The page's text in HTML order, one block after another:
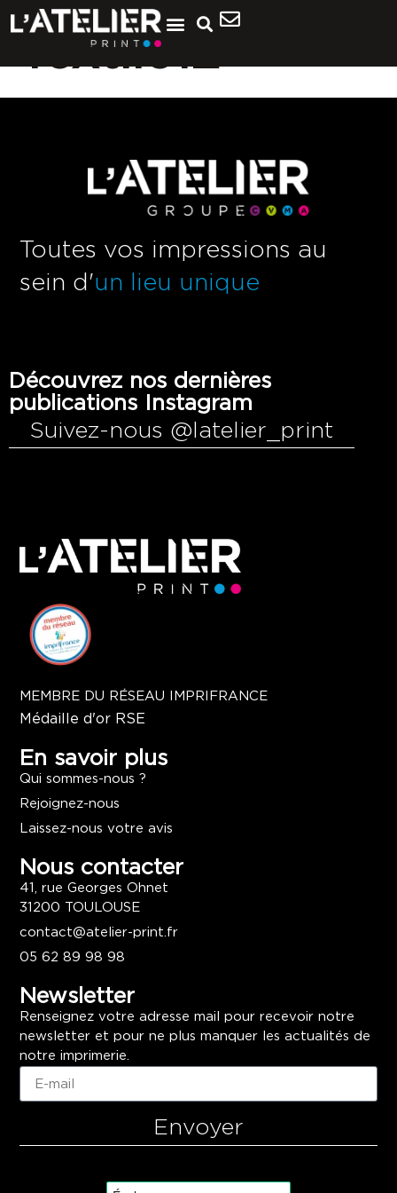
Textile12
Toutes vos impressions au
sein d'un lieu unique
Découvrez nos dernières
publications Instagram
Suivez-nous @latelier_print
MEMBRE DU RÉSEAU IMPRIFRANCE
Médaille d'or RSE
En savoir plus
Qui sommes-nous ?
Rejoignez-nous
Laissez-nous votre avis
Nous contacter
41, rue Georges Ohnet
31200 TOULOUSE
contact@atelier-print.fr
05 62 89 98 98
Newsletter
Renseignez votre adresse mail pour recevoir notre
newsletter et pour ne plus manquer les actualités de
notre imprimerie.
Envoyer